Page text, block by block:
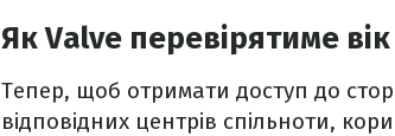
Як Valve перевірятиме
Тепер, щоб отримати доступ до
відповідних центрів спільноти,